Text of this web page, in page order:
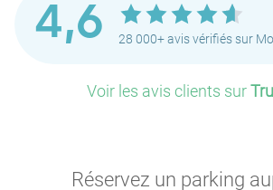
4,6 28 000+ avis vérifiés sur
Voir les avis clients sur
Réservez un parking